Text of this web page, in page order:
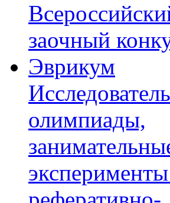
заочный
Эврикум
олимпиады,